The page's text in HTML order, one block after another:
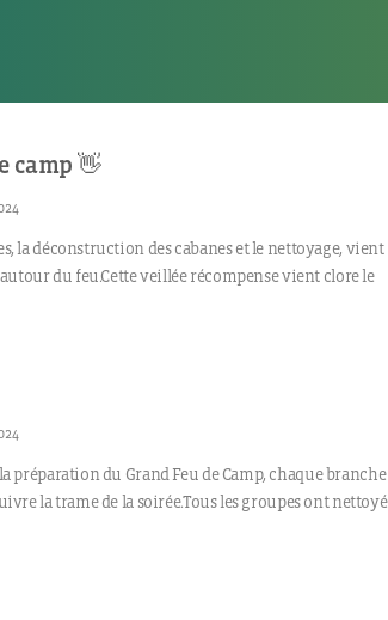
camp 👋
la déconstruction des cabanes et le nettoyage, vient
du feu.Cette veillée récompense vient clore le
préparation du Grand Feu de Camp, chaque branche
la trame de la soirée.Tous les groupes ont nettoyé